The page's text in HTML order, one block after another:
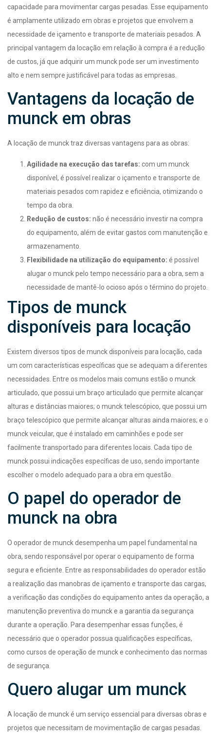
capacidade para movimentar cargas pesadas. Esse equipamento
é amplamente utilizado em obras e projetos que envolvem a
necessidade de içamento e transporte de materiais pesados. A
principal vantagem da locação em relação à compra é a redução
de custos, já que adquirir um munck pode ser um investimento
alto e nem sempre justificável para todas as empresas.
Vantagens da locação de
munck em obras
A locação de munck traz diversas vantagens para as obras:
Agilidade na execução das tarefas: com um munck
disponível, é possível realizar o içamento e transporte de
materiais pesados com rapidez e eficiência, otimizando o
tempo da obra.
Redução de custos: não é necessário investir na compra
do equipamento, além de evitar gastos com manutenção e
armazenamento.
Flexibilidade na utilização do equipamento: é possível
alugar o munck pelo tempo necessário para a obra, sem a
necessidade de mantê-lo ocioso após o término do projeto.
Tipos de munck
disponíveis para locação
Existem diversos tipos de munck disponíveis para locação, cada
um com características específicas que se adequam a diferentes
necessidades. Entre os modelos mais comuns estão o munck
articulado, que possui um braço articulado que permite alcançar
alturas e distâncias maiores; o munck telescópico, que possui um
braço telescópico que permite alcançar alturas ainda maiores; e o
munck veicular, que é instalado em caminhões e pode ser
facilmente transportado para diferentes locais. Cada tipo de
munck possui indicações específicas de uso, sendo importante
escolher o modelo adequado para a obra em questão.
O papel do operador de
munck na obra
O operador de munck desempenha um papel fundamental na
obra, sendo responsável por operar o equipamento de forma
segura e eficiente. Entre as responsabilidades do operador estão
a realização das manobras de içamento e transporte das cargas,
a verificação das condições do equipamento antes da operação, a
manutenção preventiva do munck e a garantia da segurança
durante a operação. Para desempenhar essas funções, é
necessário que o operador possua qualificações específicas,
como cursos de operação de munck e conhecimento das normas
de segurança.
Quero alugar um munck
A locação de munck é um serviço essencial para diversas obras e
projetos que necessitam de movimentação de cargas pesadas.